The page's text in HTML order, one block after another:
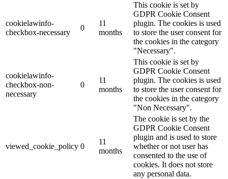
cookielawinfo-
checkbox-necessary
0
11
months
This cookie is set by
GDPR Cookie Consent
plugin. The cookies is used
to store the user consent for
the cookies in the category
"Necessary".
cookielawinfo-
checkbox-non-
necessary
0
11
months
This cookie is set by
GDPR Cookie Consent
plugin. The cookies is used
to store the user consent for
the cookies in the category
"Non Necessary".
viewed_cookie_policy 0
11
months
The cookie is set by the
GDPR Cookie Consent
plugin and is used to store
whether or not user has
consented to the use of
cookies. It does not store
any personal data.